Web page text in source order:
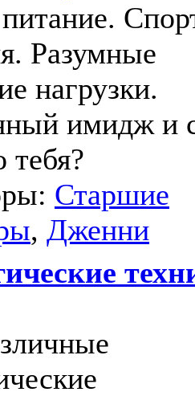
Разумные
нагрузки.
имидж и
тебя?
Старшие
, Дженни